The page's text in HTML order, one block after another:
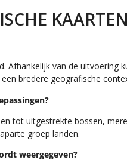
KAARTEN
Afhankelijk van de uitvoering
bredere geografische
tot uitgestrekte bossen,
groep landen.
weergegeven?